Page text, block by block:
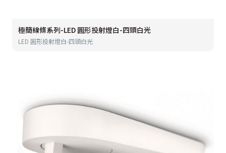
極簡線條系列-LED 圓形投射燈白-四頭白光
LED 圓形投射燈白-四頭白光